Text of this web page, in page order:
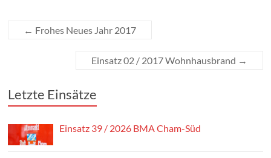
← Frohes Neues Jahr 2017
Einsatz 02 / 2017 Wohnhausbrand →
Letzte Einsätze
Einsatz 39 / 2026 BMA Cham-Süd